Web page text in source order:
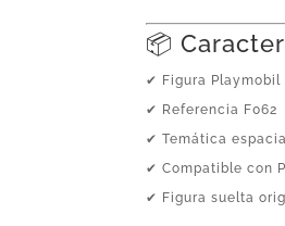
📦
✔ Figura Playmobil
✔ Referencia F062
✔ Temática
✔ Compatible con
✔ Figura suelta